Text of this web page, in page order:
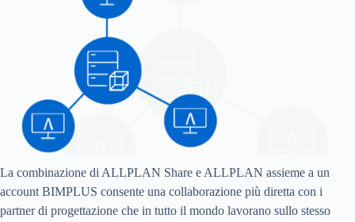
La combinazione di ALLPLAN Share e ALLPLAN assieme a un
account BIMPLUS consente una collaborazione più diretta con i
partner di progettazione che in tutto il mondo lavorano sullo stesso